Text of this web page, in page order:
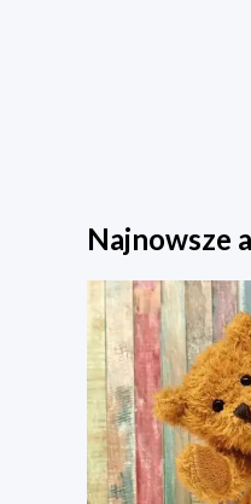
Najnowsze